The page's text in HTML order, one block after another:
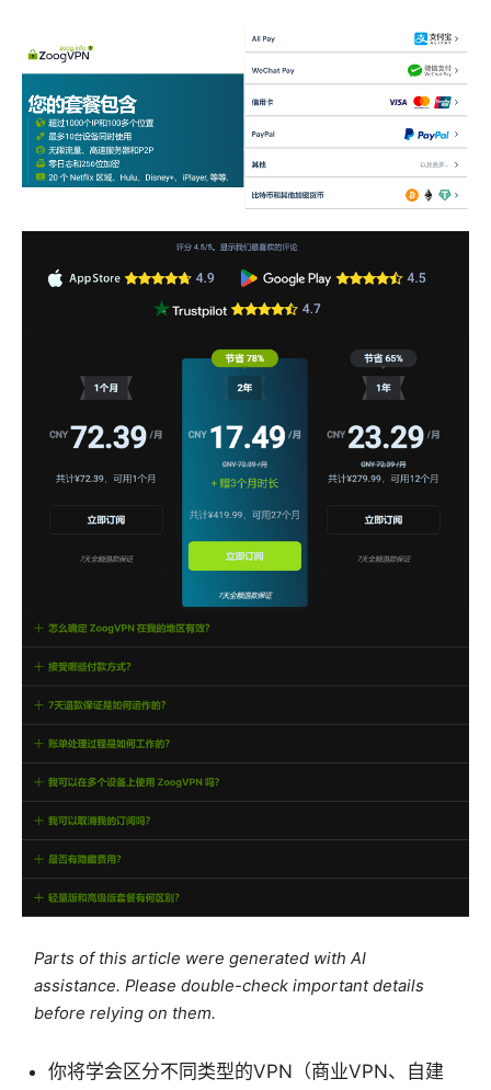
Parts of this article were generated with AI
assistance. Please double-check important details
before relying on them.
你将学会区分不同类型的VPN（商业VPN、自建